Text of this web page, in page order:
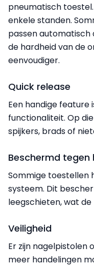
pneumatisch
enkele standen.
passen automatisch
de hardheid van de
eenvoudiger.
Quick release
Een handige feature
functionaliteit. Op
spijkers, brads of
Beschermd
Sommige toestellen
systeem. Dit
leegschieten, wat
Veiligheid
Er zijn nagelpistolen
meer handelingen